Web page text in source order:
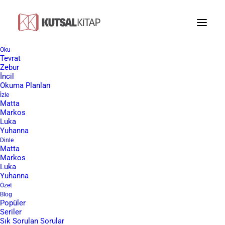
Oku
Tevrat
Zebur
İncil
Okuma Planları
İzle
Matta
Markos
Luka
Yuhanna
Dinle
Matta
Markos
Luka
Yuhanna
Özet
Blog
Popüler
Seriler
Sık Sorulan Sorular
Sevgili ziyaretçimiz, bu yazımız Kutsal Kitap’ı oluşturan
yazısıdır ve Ezgiler Ezgisi kitabının özetidir. Bizim temel
kaynağımız Tanrı sözü olan İncil’dir. Eğer kargo dahil